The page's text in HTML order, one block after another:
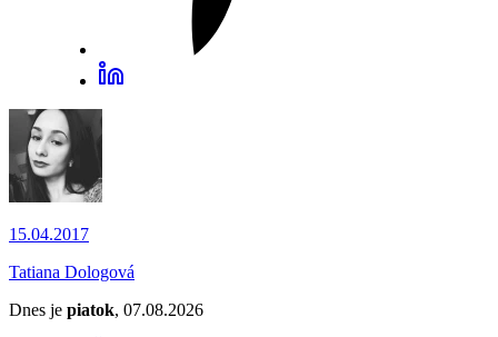
15.04.2017
Tatiana Dologová
Dnes je piatok, 07.08.2026